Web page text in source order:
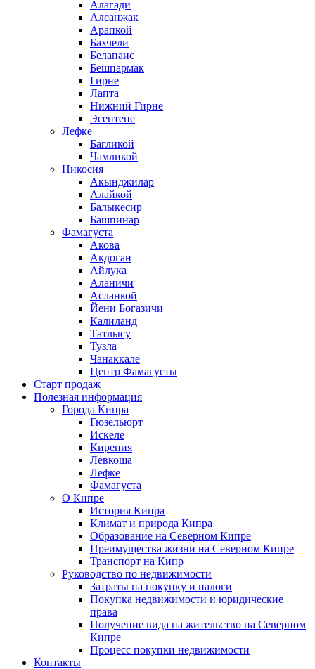
Алагади
Алсанжак
Арапкой
Бахчели
Белапаис
Бешпармак
Гирне
Лапта
Нижний Гирне
Эсентепе
Лефке
Багликой
Чамликой
Никосия
Акынджилар
Алайкой
Балыкесир
Башпинар
Фамагуста
Акова
Акдоган
Айлука
Аланичи
Асланкой
Йени Богазичи
Калиланд
Татлысу
Тузла
Чанаккале
Центр Фамагусты
Старт продаж
Полезная информация
Города Кипра
Гюзельюрт
Искеле
Кирения
Левкоша
Лефке
Фамагуста
О Кипре
История Кипра
Климат и природа Кипра
Образование на Северном Кипре
Преимущества жизни на Северном Кипре
Транспорт на Кипр
Руководство по недвижимости
Затраты на покупку и налоги
Покупка недвижимости и юридические
права
Получение вида на жительство на Северном
Кипре
Процесс покупки недвижимости
Контакты